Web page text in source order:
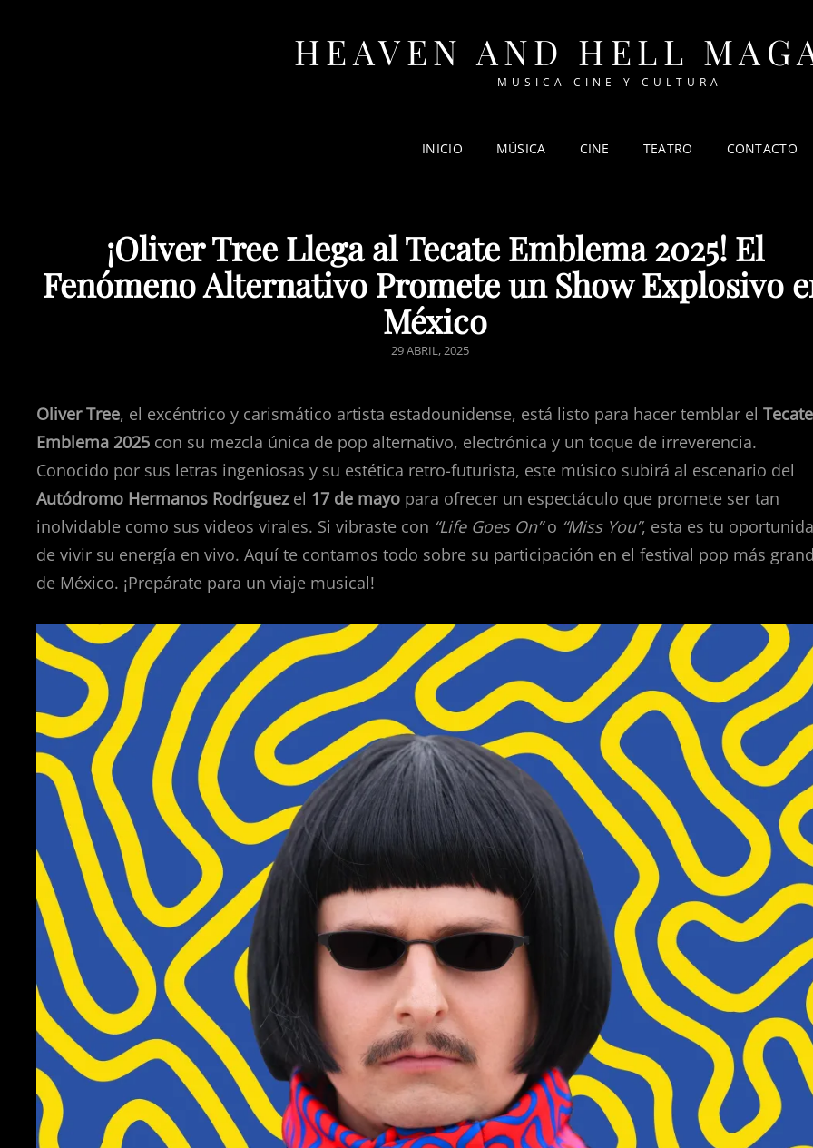
HEAVEN AND HELL
MUSICA CINE Y CULTURA
INICIO MÚSICA CINE TEATRO CONTACTO
¡Oliver Tree Llega al Tecate Emblema 2025! El
Fenómeno Alternativo Promete un Show Explosivo
México
POSTED
29 ABRIL, 2025
Oliver Tree, el excéntrico y carismático artista estadounidense, está listo para hacer temblar el Tecate
Emblema 2025 con su mezcla única de pop alternativo, electrónica y un toque de irreverencia.
Conocido por sus letras ingeniosas y su estética retro-futurista, este músico subirá al escenario del
Autódromo Hermanos Rodríguezel 17 de mayo para ofrecer un espectáculo que promete ser tan
inolvidable como sus videos virales. Si vibraste con “Life Goes On”o “Miss You”, esta es tu
de vivir su energía en vivo. Aquí te contamos todo sobre su participación en el festival pop más
de México. ¡Prepárate para un viaje musical!